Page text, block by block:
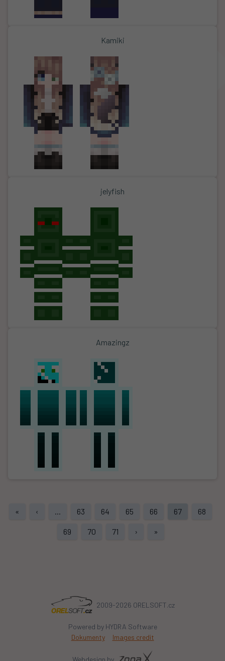
Kamiki
jelyfish
Amazingz
« ‹ ... 63 64 65 66 67 68
69 70 71 › »
2009-2026 ORELSOFT.cz
Powered by HYDRA Software
Dokumenty
Images credit
Webdesign by